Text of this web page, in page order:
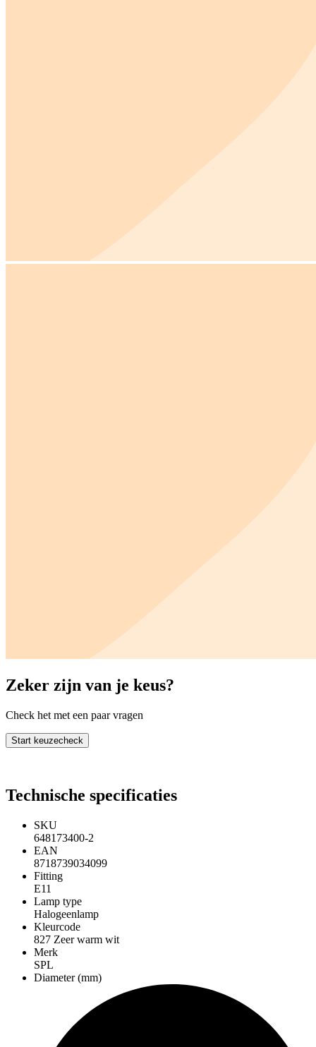
Zeker zijn van je keus?
Check het met een paar vragen
Start keuzecheck
Technische specificaties
SKU
648173400-2
EAN
8718739034099
Fitting
E11
Lamp type
Halogeenlamp
Kleurcode
827 Zeer warm wit
Merk
SPL
Diameter (mm)